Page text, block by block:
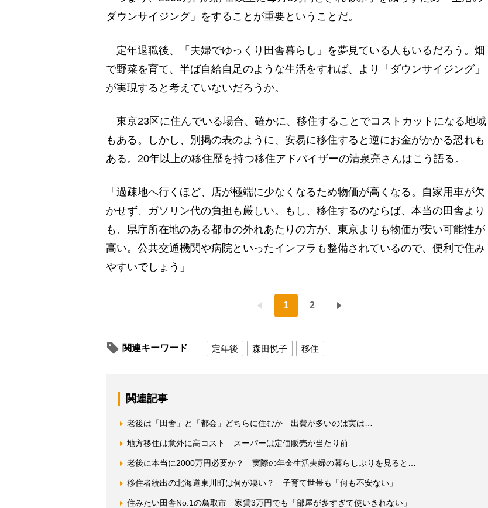
ダウンサイジング」をすることが重要ということだ。
定年退職後、「夫婦でゆっくり田舎暮らし」を夢見ている人もいるだろう。畑
で野菜を育て、半ば自給自足のような生活をすれば、より「ダウンサイジング」
が実現すると考えていないだろうか。
東京23区に住んでいる場合、確かに、移住することでコストカットになる地域
もある。しかし、別掲の表のように、安易に移住すると逆にお金がかかる恐れも
ある。20年以上の移住歴を持つ移住アドバイザーの清泉亮さんはこう語る。
「過疎地へ行くほど、店が極端に少なくなるため物価が高くなる。自家用車が欠
かせず、ガソリン代の負担も厳しい。もし、移住するのならば、本当の田舎より
も、県庁所在地のある都市の外れあたりの方が、東京よりも物価が安い可能性が
高い。公共交通機関や病院といったインフラも整備されているので、便利で住み
やすいでしょう」
1 2
関連キーワード 定年後 森田悦子 移住
関連記事
老後は「田舎」と「都会」どちらに住むか 出費が多いのは実は…
地方移住は意外に高コスト スーパーは定価販売が当たり前
老後に本当に2000万円必要か？ 実際の年金生活夫婦の暮らしぶりを見ると…
移住者続出の北海道東川町は何が凄い？ 子育て世帯も「何も不安ない」
住みたい田舎No.1の鳥取市 家賃3万円でも「部屋が多すぎて使いきれない」